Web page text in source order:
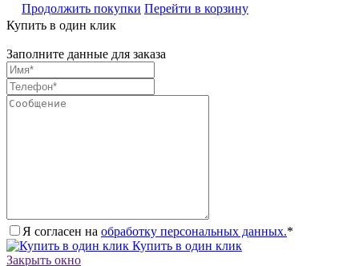
Продолжить покупки Перейти в корзину
Купить в один клик
Заполните данные для заказа
Я согласен на обработку персональных данных.*
Купить в один клик
Закрыть окно